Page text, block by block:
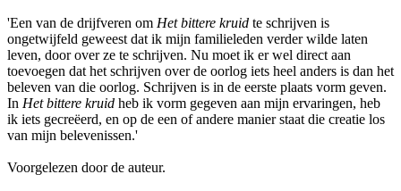
'Een van de drijfveren om Het bittere kruid te schrijven is
ongetwijfeld geweest dat ik mijn familieleden verder wilde laten
leven, door over ze te schrijven. Nu moet ik er wel direct aan
toevoegen dat het schrijven over de oorlog iets heel anders is dan het
beleven van die oorlog. Schrijven is in de eerste plaats vorm geven.
In Het bittere kruid heb ik vorm gegeven aan mijn ervaringen, heb
ik iets gecreëerd, en op de een of andere manier staat die creatie los
van mijn belevenissen.'
Voorgelezen door de auteur.